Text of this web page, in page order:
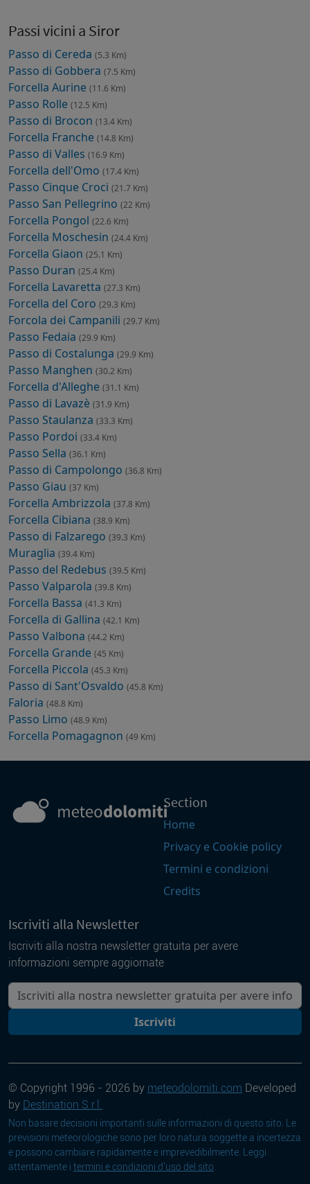
Passi vicini a Siror
Passo di Cereda (5.3 Km)
Passo di Gobbera (7.5 Km)
Forcella Aurine (11.6 Km)
Passo Rolle (12.5 Km)
Passo di Brocon (13.4 Km)
Forcella Franche (14.8 Km)
Passo di Valles (16.9 Km)
Forcella dell'Omo (17.4 Km)
Passo Cinque Croci (21.7 Km)
Passo San Pellegrino (22 Km)
Forcella Pongol (22.6 Km)
Forcella Moschesin (24.4 Km)
Forcella Giaon (25.1 Km)
Passo Duran (25.4 Km)
Forcella Lavaretta (27.3 Km)
Forcella del Coro (29.3 Km)
Forcola dei Campanili (29.7 Km)
Passo Fedaia (29.9 Km)
Passo di Costalunga (29.9 Km)
Passo Manghen (30.2 Km)
Forcella d'Alleghe (31.1 Km)
Passo di Lavazè (31.9 Km)
Passo Staulanza (33.3 Km)
Passo Pordoi (33.4 Km)
Passo Sella (36.1 Km)
Passo di Campolongo (36.8 Km)
Passo Giau (37 Km)
Forcella Ambrizzola (37.8 Km)
Forcella Cibiana (38.9 Km)
Passo di Falzarego (39.3 Km)
Muraglia (39.4 Km)
Passo del Redebus (39.5 Km)
Passo Valparola (39.8 Km)
Forcella Bassa (41.3 Km)
Forcella di Gallina (42.1 Km)
Passo Valbona (44.2 Km)
Forcella Grande (45 Km)
Forcella Piccola (45.3 Km)
Passo di Sant'Osvaldo (45.8 Km)
Faloria (48.8 Km)
Passo Limo (48.9 Km)
Forcella Pomagagnon (49 Km)
Section
Home
Privacy e Cookie policy
Termini e condizioni
Credits
Iscriviti alla Newsletter
Iscriviti alla nostra newsletter gratuita per avere
informazioni sempre aggiornate
La tua mail
Iscriviti
© Copyright 1996 - 2026 by meteodolomiti.com Developed
by Destination S.r.l.
Non basare decisioni importanti sulle informazioni di questo sito. Le
previsioni meteorologiche sono per loro natura soggette a incertezza
e possono cambiare rapidamente e imprevedibilmente. Leggi
attentamente i termini e condizioni d'uso del sito